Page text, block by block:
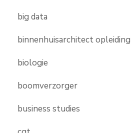
big data
binnenhuisarchitect opleiding
biologie
boomverzorger
business studies